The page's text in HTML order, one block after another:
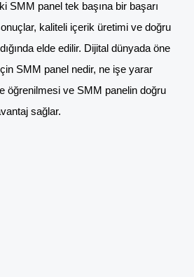
SMM panel tek başına bir başarı
kaliteli içerik üretimi ve doğru
elde edilir. Dijital dünyada öne
SMM panel nedir, ne işe yarar
öğrenilmesi ve SMM panelin doğru
sağlar.